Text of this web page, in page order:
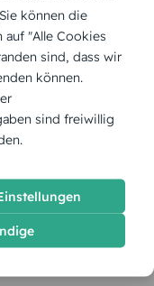
können die
auf "Alle Cookies
sind, dass wir
können.
sind freiwillig